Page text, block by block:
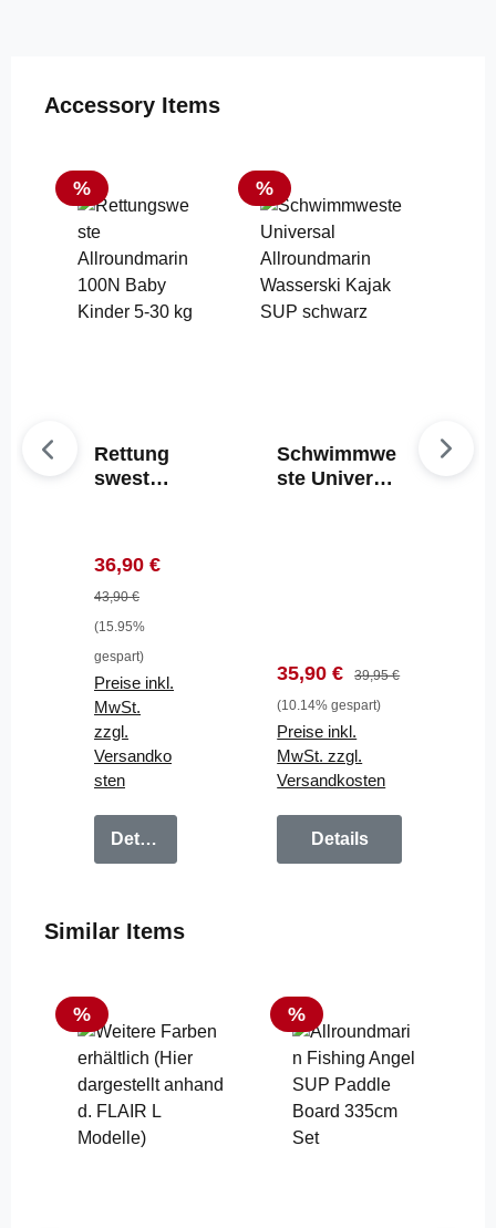
Produktgalerie überspringen
Accessory Items
Rabatt
%
Rettung
sweste
Baby
Kinder
5-30 kg
Verkaufspreis:
36,90 €
43,90 €
(15.95%
gespart)
Preise inkl.
MwSt.
zzgl.
Versandko
sten
Details
Rabatt
%
Schwimmwe
ste Universal
Verkaufspreis:
35,90 € Regulärer Preis:
39,95 €
(10.14% gespart)
Preise inkl.
MwSt. zzgl.
Versandkosten
Details
Produktgalerie überspringen
Similar Items
Rabatt
% Rabatt
%